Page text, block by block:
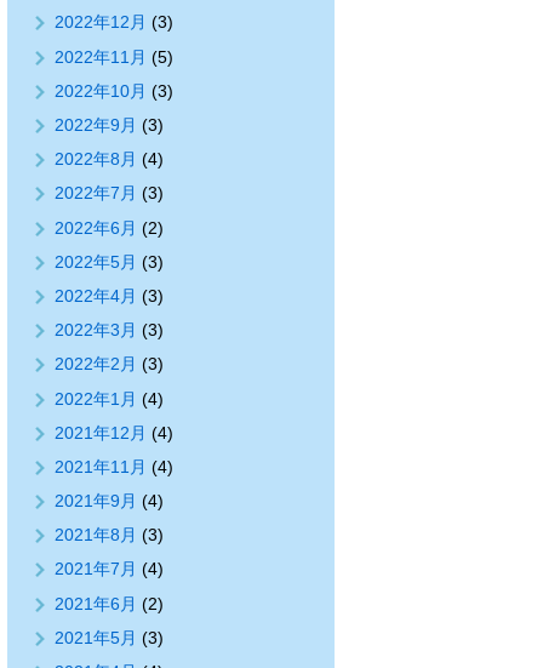
2022年12月 (3)
2022年11月 (5)
2022年10月 (3)
2022年9月 (3)
2022年8月 (4)
2022年7月 (3)
2022年6月 (2)
2022年5月 (3)
2022年4月 (3)
2022年3月 (3)
2022年2月 (3)
2022年1月 (4)
2021年12月 (4)
2021年11月 (4)
2021年9月 (4)
2021年8月 (3)
2021年7月 (4)
2021年6月 (2)
2021年5月 (3)